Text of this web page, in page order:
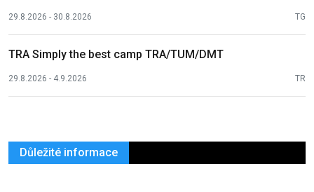
29.8.2026 - 30.8.2026 TG
TRA Simply the best camp TRA/TUM/DMT
29.8.2026 - 4.9.2026 TR
Důležité informace